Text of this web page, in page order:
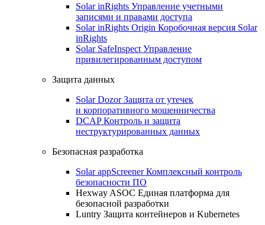
Solar inRights Управление учетными
записями и правами доступа
Solar inRights Origin Коробочная версия Solar
inRights
Solar SafeInspect Управление
привилегированным доступом
Защита данных
Solar DozorЗащита от утечек
и корпоративного мошенничества
DCAPКонтроль и защита
неструктурированных данных
Безопасная разработка
Solar appScreenerКомплексный контроль
безопасности ПО
Hexway ASOC Единая платформа для
безопасной разработки
Luntry Защита контейнеров и Kubernetes